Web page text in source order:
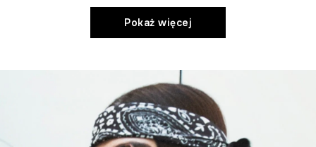
Pokaż więcej